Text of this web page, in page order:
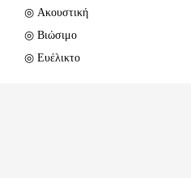
◎ Ακουστική
◎ Βιώσιμο
◎ Ευέλικτο